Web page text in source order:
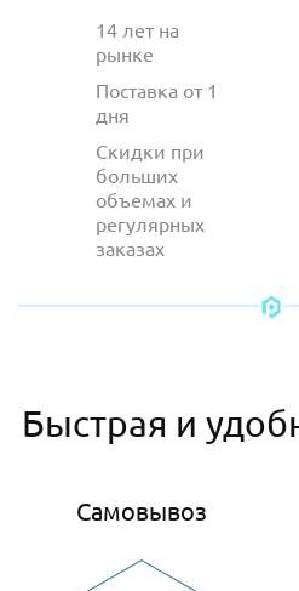
14 лет на
рынке
Поставка от 1
дня
Скидки при
больших
объемах и
регулярных
заказах
Быстрая и
Самовывоз